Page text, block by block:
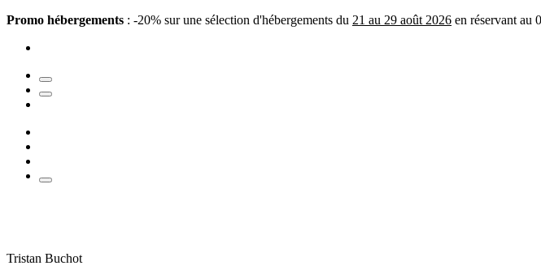
Promo hébergements : -20% sur une sélection d'hébergements du 21 au 29 août 2026 en réservant au
Tristan Buchot